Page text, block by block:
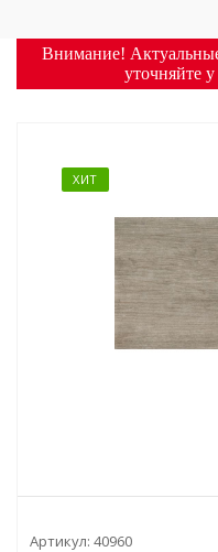
Внимание!
уточняйте
ХИТ
Артикул: 40960